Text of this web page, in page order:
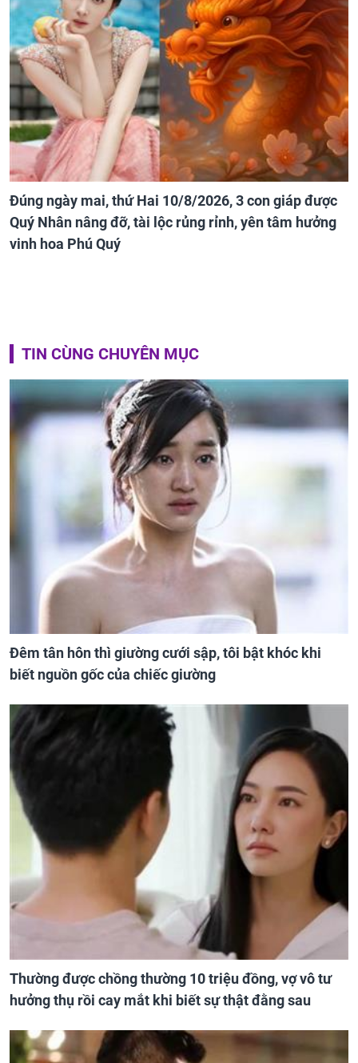
Đúng ngày mai, thứ Hai 10/8/2026, 3 con giáp được
Quý Nhân nâng đỡ, tài lộc rủng rỉnh, yên tâm hưởng
vinh hoa Phú Quý
TIN CÙNG CHUYÊN MỤC
Đêm tân hôn thì giường cưới sập, tôi bật khóc khi
biết nguồn gốc của chiếc giường
Thường được chồng thường 10 triệu đồng, vợ vô tư
hưởng thụ rồi cay mắt khi biết sự thật đằng sau